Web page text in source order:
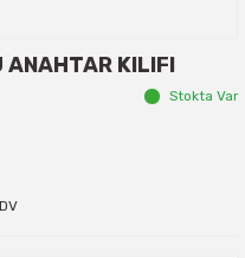
ANAHTAR KILIFI
Stokta Var